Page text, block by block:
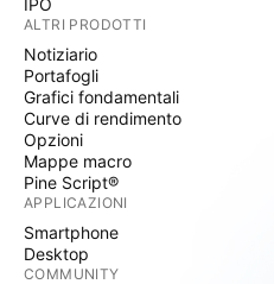
IPO
ALTRI PRODOTTI
Notiziario
Portafogli
Grafici fondamentali
Curve di rendimento
Opzioni
Mappe macro
Pine Script®
APPLICAZIONI
Smartphone
Desktop
COMMUNITY